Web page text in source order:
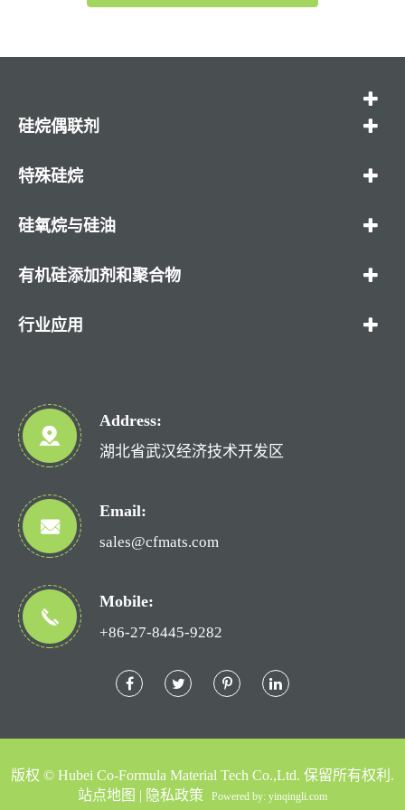
硅烷偶联剂
特殊硅烷
硅氧烷与硅油
有机硅添加剂和聚合物
行业应用
Address:
湖北省武汉经济技术开发区
Email:
sales@cfmats.com
Mobile:
+86-27-8445-9282
版权 © Hubei Co-Formula Material Tech Co.,Ltd. 保留所有权利.
站点地图
隐私政策 Powered by: yinqingli.com